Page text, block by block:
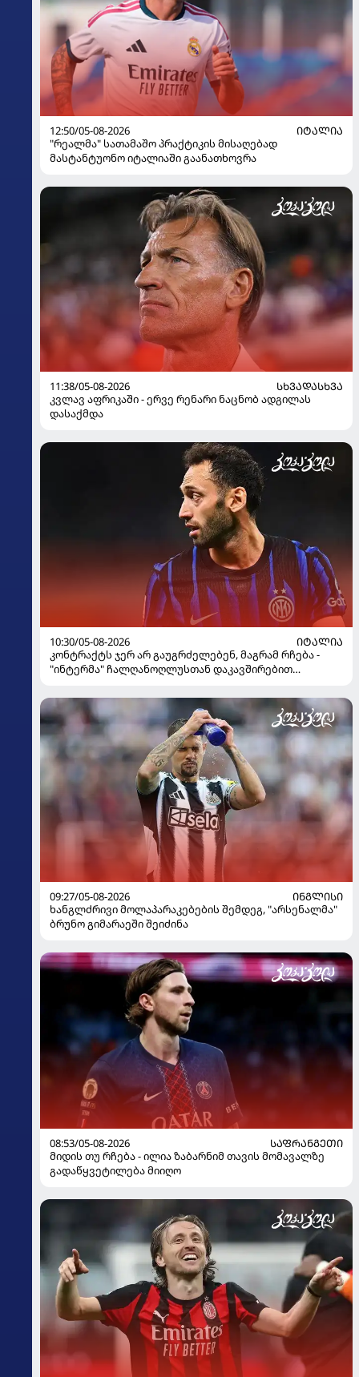
12:50/05-08-2026
ᲘᲢᲐᲚᲘᲐ
"რეალმა" სათამაშო პრაქტიკის მისაღებად
მასტანტუონო იტალიაში გაანათხოვრა
11:38/05-08-2026
ᲡᲮᲕᲐᲓᲐᲡᲮᲕᲐ
კვლავ აფრიკაში - ერვე რენარი ნაცნობ ადგილას
დასაქმდა
10:30/05-08-2026
ᲘᲢᲐᲚᲘᲐ
კონტრაქტს ჯერ არ გაუგრძელებენ, მაგრამ რჩება -
"ინტერმა" ჩალღანოღლუსთან დაკავშირებით
09:27/05-08-2026
ᲘᲜᲒᲚᲘᲡᲘ
ხანგლძრივი მოლაპარაკებების შემდეგ, "არსენალმა"
ბრუნო გიმარაეში შეიძინა
08:53/05-08-2026
ᲡᲐᲤᲠᲐᲜᲒᲔᲗᲘ
მიდის თუ რჩება - ილია ზაბარნიმ თავის მომავალზე
გადაწყვეტილება მიიღო